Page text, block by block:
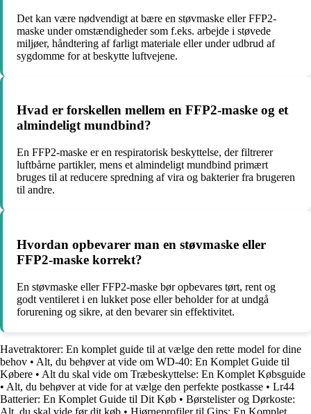
Det kan være nødvendigt at bære en støvmaske eller FFP2-
maske under omstændigheder som f.eks. arbejde i støvede
miljøer, håndtering af farligt materiale eller under udbrud af
sygdomme for at beskytte luftvejene.
Hvad er forskellen mellem en FFP2-maske og et
almindeligt mundbind?
En FFP2-maske er en respiratorisk beskyttelse, der filtrerer
luftbårne partikler, mens et almindeligt mundbind primært
bruges til at reducere spredning af vira og bakterier fra brugeren
til andre.
Hvordan opbevarer man en støvmaske eller
FFP2-maske korrekt?
En støvmaske eller FFP2-maske bør opbevares tørt, rent og
godt ventileret i en lukket pose eller beholder for at undgå
forurening og sikre, at den bevarer sin effektivitet.
Havetraktorer: En komplet guide til at vælge den rette model for dine
behov • Alt, du behøver at vide om WD-40: En Komplet Guide til
Købere • Alt du skal vide om Træbeskyttelse: En Komplet Købsguide
• Alt, du behøver at vide for at vælge den perfekte postkasse • Lr44
Batterier: En Komplet Guide til Dit Køb • Børstelister og Dørkoste:
Alt, du skal vide før dit køb • Hjørneprofiler til Gips: En Komplet